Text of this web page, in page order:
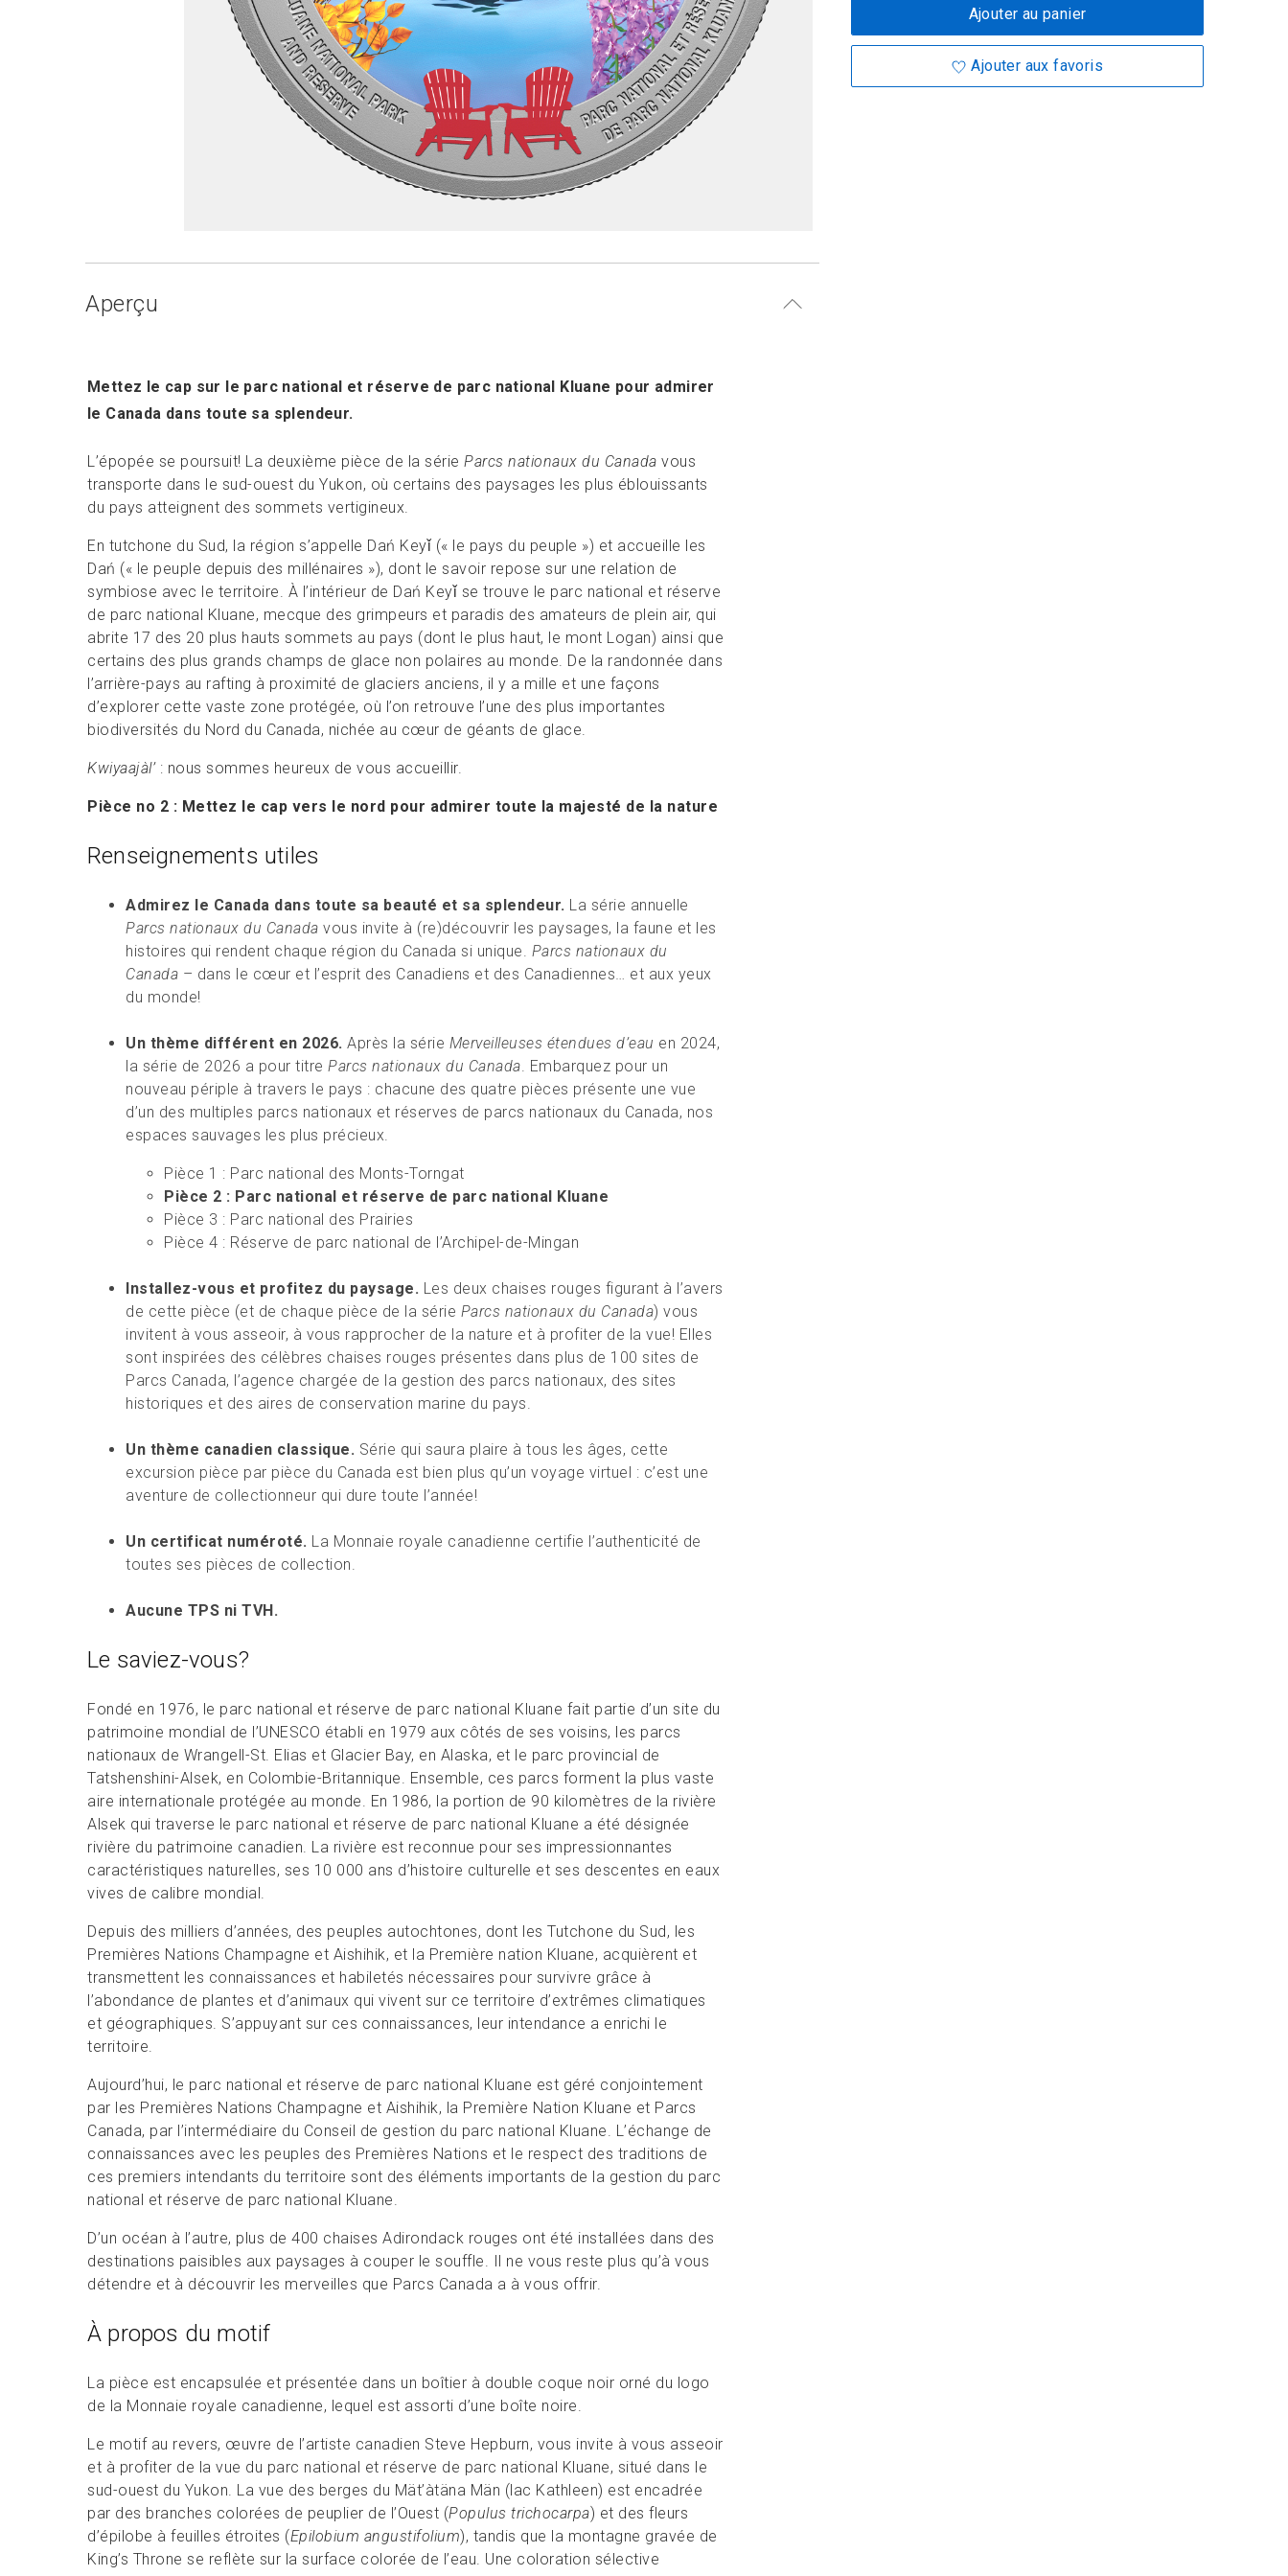
Aperçu
Mettez le cap sur le parc national et réserve de parc national Kluane pour admirer
le Canada dans toute sa splendeur.
L’épopée se poursuit! La deuxième pièce de la série Parcs nationaux du Canada vous
transporte dans le sud-ouest du Yukon, où certains des paysages les plus éblouissants
du pays atteignent des sommets vertigineux.
En tutchone du Sud, la région s’appelle Dań Keyǐ (« le pays du peuple ») et accueille les
Dań (« le peuple depuis des millénaires »), dont le savoir repose sur une relation de
symbiose avec le territoire. À l’intérieur de Dań Keyǐ se trouve le parc national et réserve
de parc national Kluane, mecque des grimpeurs et paradis des amateurs de plein air, qui
abrite 17 des 20 plus hauts sommets au pays (dont le plus haut, le mont Logan) ainsi que
certains des plus grands champs de glace non polaires au monde. De la randonnée dans
l’arrière-pays au rafting à proximité de glaciers anciens, il y a mille et une façons
d’explorer cette vaste zone protégée, où l’on retrouve l’une des plus importantes
biodiversités du Nord du Canada, nichée au cœur de géants de glace.
Kwiyaajàl’: nous sommes heureux de vous accueillir.
Pièce no 2 : Mettez le cap vers le nord pour admirer toute la majesté de la nature
Renseignements utiles
Admirez le Canada dans toute sa beauté et sa splendeur. La série annuelle
Parcs nationaux du Canada vous invite à (re)découvrir les paysages, la faune et les
histoires qui rendent chaque région du Canada si unique. Parcs nationaux du
Canada – dans le cœur et l’esprit des Canadiens et des Canadiennes… et aux yeux
du monde!
Un thème différent en 2026. Après la série Merveilleuses étendues d’eau en 2024,
la série de 2026 a pour titre Parcs nationaux du Canada. Embarquez pour un
nouveau périple à travers le pays : chacune des quatre pièces présente une vue
d’un des multiples parcs nationaux et réserves de parcs nationaux du Canada, nos
espaces sauvages les plus précieux.
Pièce 1 : Parc national des Monts-Torngat
Pièce 2 : Parc national et réserve de parc national Kluane
Pièce 3 : Parc national des Prairies
Pièce 4 : Réserve de parc national de l’Archipel-de-Mingan
Installez-vous et profitez du paysage. Les deux chaises rouges figurant à l’avers
de cette pièce (et de chaque pièce de la série Parcs nationaux du Canada) vous
invitent à vous asseoir, à vous rapprocher de la nature et à profiter de la vue! Elles
sont inspirées des célèbres chaises rouges présentes dans plus de 100 sites de
Parcs Canada, l’agence chargée de la gestion des parcs nationaux, des sites
historiques et des aires de conservation marine du pays.
Un thème canadien classique. Série qui saura plaire à tous les âges, cette
excursion pièce par pièce du Canada est bien plus qu’un voyage virtuel : c’est une
aventure de collectionneur qui dure toute l’année!
Un certificat numéroté. La Monnaie royale canadienne certifie l’authenticité de
toutes ses pièces de collection.
Aucune TPS ni TVH.
Le saviez-vous?
Fondé en 1976, le parc national et réserve de parc national Kluane fait partie d’un site du
patrimoine mondial de l’UNESCO établi en 1979 aux côtés de ses voisins, les parcs
nationaux de Wrangell-St. Elias et Glacier Bay, en Alaska, et le parc provincial de
Tatshenshini-Alsek, en Colombie-Britannique. Ensemble, ces parcs forment la plus vaste
aire internationale protégée au monde. En 1986, la portion de 90 kilomètres de la rivière
Alsek qui traverse le parc national et réserve de parc national Kluane a été désignée
rivière du patrimoine canadien. La rivière est reconnue pour ses impressionnantes
caractéristiques naturelles, ses 10 000 ans d’histoire culturelle et ses descentes en eaux
vives de calibre mondial.
Depuis des milliers d’années, des peuples autochtones, dont les Tutchone du Sud, les
Premières Nations Champagne et Aishihik, et la Première nation Kluane, acquièrent et
transmettent les connaissances et habiletés nécessaires pour survivre grâce à
l’abondance de plantes et d’animaux qui vivent sur ce territoire d’extrêmes climatiques
et géographiques. S’appuyant sur ces connaissances, leur intendance a enrichi le
territoire.
Aujourd’hui, le parc national et réserve de parc national Kluane est géré conjointement
par les Premières Nations Champagne et Aishihik, la Première Nation Kluane et Parcs
Canada, par l’intermédiaire du Conseil de gestion du parc national Kluane. L’échange de
connaissances avec les peuples des Premières Nations et le respect des traditions de
ces premiers intendants du territoire sont des éléments importants de la gestion du parc
national et réserve de parc national Kluane.
D’un océan à l’autre, plus de 400 chaises Adirondack rouges ont été installées dans des
destinations paisibles aux paysages à couper le souffle. Il ne vous reste plus qu’à vous
détendre et à découvrir les merveilles que Parcs Canada a à vous offrir.
À propos du motif
La pièce est encapsulée et présentée dans un boîtier à double coque noir orné du logo
de la Monnaie royale canadienne, lequel est assorti d’une boîte noire.
Le motif au revers, œuvre de l’artiste canadien Steve Hepburn, vous invite à vous asseoir
et à profiter de la vue du parc national et réserve de parc national Kluane, situé dans le
sud-ouest du Yukon. La vue des berges du Mät’àtäna Män (lac Kathleen) est encadrée
par des branches colorées de peuplier de l’Ouest (Populus trichocarpa) et des fleurs
d’épilobe à feuilles étroites (Epilobium angustifolium), tandis que la montagne gravée de
King’s Throne se reflète sur la surface colorée de l’eau. Une coloration sélective
Ajouter au panier
Ajouter aux favoris